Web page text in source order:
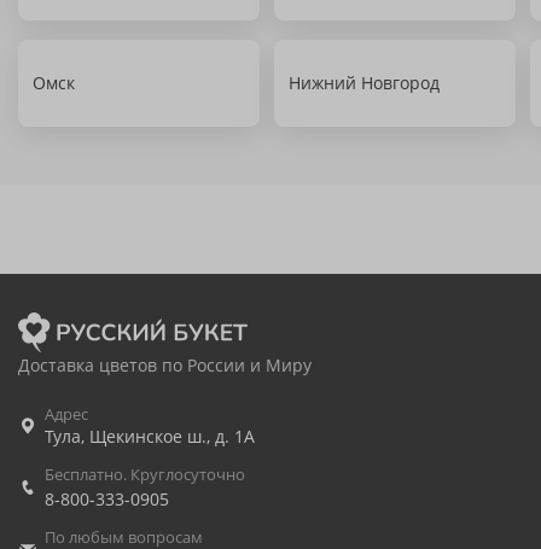
Омск Нижний Новгород
Доставка цветов по России и Миру
Адрес
Тула, Щекинское ш., д. 1А
Бесплатно. Круглосуточно
8-800-333-0905
По любым вопросам